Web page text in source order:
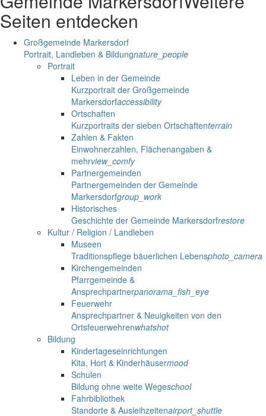
Seiten entdecken
Großgemeinde Markersdorf
Portrait, Landleben & Bildungnature_people
Portrait
Leben in der Gemeinde
Kurzportrait der Großgemeinde
Markersdorfaccessibility
Ortschaften
Kurzportraits der sieben Ortschaftenterrain
Zahlen & Fakten
Einwohnerzahlen, Flächenangaben &
mehrview_comfy
Partnergemeinden
Partnergemeinden der Gemeinde
Markersdorfgroup_work
Historisches
Geschichte der Gemeinde Markersdorfrestore
Kultur / Religion / Landleben
Museen
Traditionspflege bäuerlichen Lebensphoto_camera
Kirchengemeinden
Pfarrgemeinde &
Ansprechpartnerpanorama_fish_eye
Feuerwehr
Ansprechpartner & Neuigkeiten von den
Ortsfeuerwehrenwhatshot
Bildung
Kindertageseinrichtungen
Kita, Hort & Kinderhäusermood
Schulen
Bildung ohne weite Wegeschool
Fahrbibliothek
Standorte & Ausleihzeitenairport_shuttle